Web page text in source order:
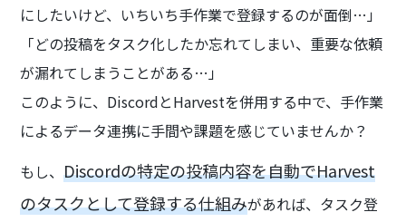
にしたいけど、いちいち手作業で登録するのが面倒…」
「どの投稿をタスク化したか忘れてしまい、重要な依頼
が漏れてしまうことがある…」
このように、DiscordとHarvestを併用する中で、手作業
によるデータ連携に手間や課題を感じていませんか？
もし、Discordの特定の投稿内容を自動でHarvest
のタスクとして登録する仕組みがあれば、タスク登